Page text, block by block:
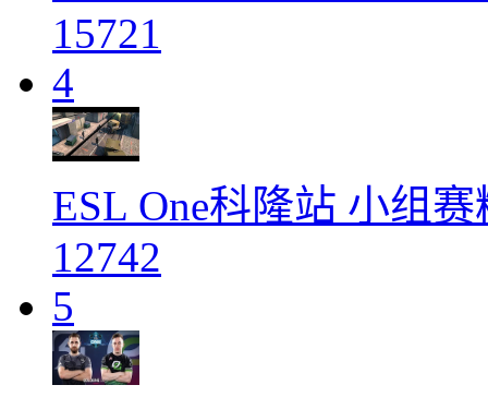
15721
4
ESL One科隆站 小组
12742
5